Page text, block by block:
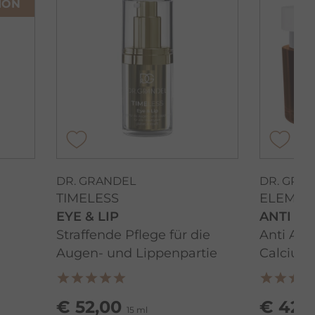
DR. GRANDEL
TIMELESS
EYE & LIP
Straffende Pflege für die
Augen- und Lippenpartie
€ 52,00 15 ml
DR.
ANTI
Anti
€